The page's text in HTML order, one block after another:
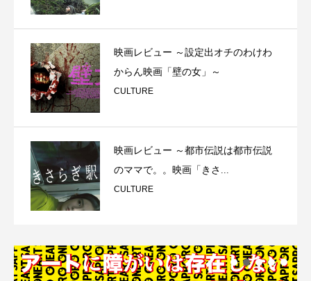
映画レビュー ～設定出オチのわけわ
からん映画「壁の女」～
CULTURE
映画レビュー ～都市伝説は都市伝説
のママで。。映画「きさ...
CULTURE